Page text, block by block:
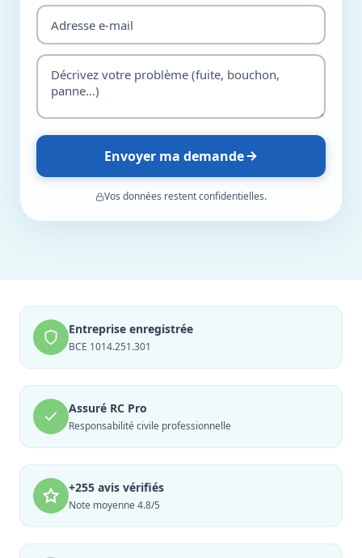
Envoyer ma demande
Vos données restent confidentielles.
Entreprise enregistrée
BCE 1014.251.301
Assuré RC Pro
Responsabilité civile professionnelle
+255 avis vérifiés
Note moyenne 4.8/5